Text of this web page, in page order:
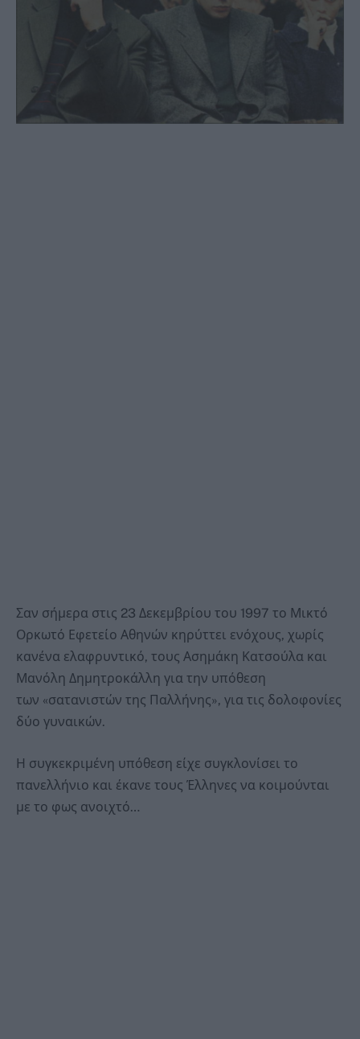
Σαν σήμερα στις 23 Δεκεμβρίου του 1997 το Μικτό
Ορκωτό Εφετείο Αθηνών κηρύττει ενόχους, χωρίς
κανένα ελαφρυντικό, τους Ασημάκη Κατσούλα και
Μανόλη Δημητροκάλλη για την υπόθεση
των «σατανιστών της Παλλήνης», για τις δολοφονίες
δύο γυναικών.
Η συγκεκριμένη υπόθεση είχε συγκλονίσει το
πανελλήνιο και έκανε τους Έλληνες να κοιμούνται
με το φως ανοιχτό…